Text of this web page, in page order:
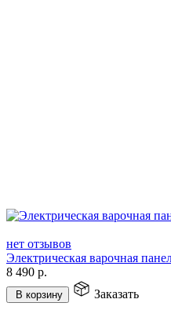
нет отзывов
Электрическая варочная
8 490 р.
В корзину Заказать